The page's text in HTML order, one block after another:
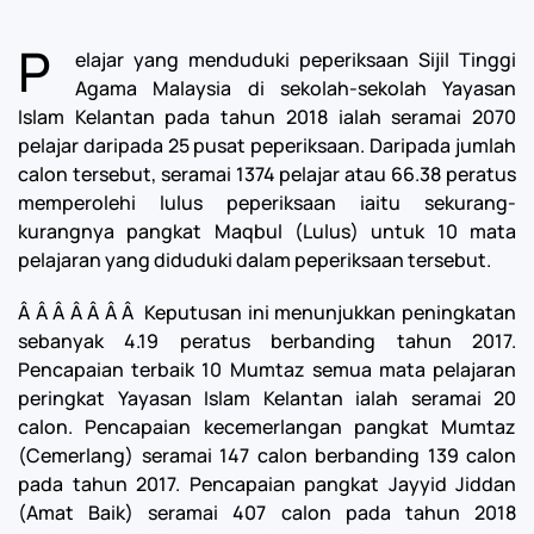
P
elajar yang menduduki peperiksaan Sijil Tinggi
Agama Malaysia di sekolah-sekolah Yayasan
Islam Kelantan pada tahun 2018 ialah seramai 2070
pelajar daripada 25 pusat peperiksaan. Daripada jumlah
calon tersebut, seramai 1374 pelajar atau 66.38 peratus
memperolehi lulus peperiksaan iaitu sekurang-
kurangnya pangkat Maqbul (Lulus) untuk 10 mata
pelajaran yang diduduki dalam peperiksaan tersebut.
Â Â Â Â Â Â Â Keputusan ini menunjukkan peningkatan
sebanyak 4.19 peratus berbanding tahun 2017.
Pencapaian terbaik 10 Mumtaz semua mata pelajaran
peringkat Yayasan Islam Kelantan ialah seramai 20
calon. Pencapaian kecemerlangan pangkat Mumtaz
(Cemerlang) seramai 147 calon berbanding 139 calon
pada tahun 2017. Pencapaian pangkat Jayyid Jiddan
(Amat Baik) seramai 407 calon pada tahun 2018